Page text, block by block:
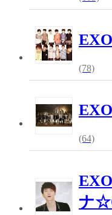
(78)
(64)
ナ